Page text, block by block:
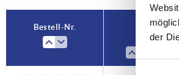
der
Bestell-Nr.